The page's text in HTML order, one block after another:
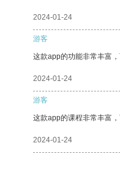
2024-01-24
游客
这款app的功能非常丰富
2024-01-24
游客
这款app的课程非常丰富
2024-01-24